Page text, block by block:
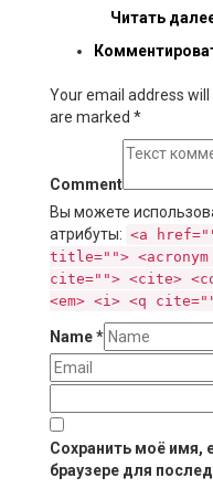
Читать
Your email address
are marked *
Comment
Вы можете
атрибуты: <a
title="">
cite=""> <cite>
<em> <i> <q
Name*
Сохранить моё имя,
браузере для